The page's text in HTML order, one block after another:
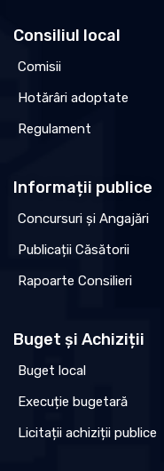
Consiliul local
Comisii
Hotărâri adoptate
Regulament
Informații publice
Concursuri și Angajări
Publicații Căsătorii
Rapoarte Consilieri
Buget și Achiziții
Buget local
Execuție bugetară
Licitații achiziții publice